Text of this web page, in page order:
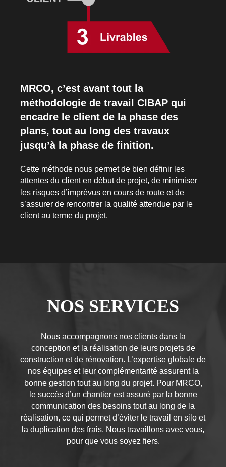
MRCO, c’est avant tout la
méthodologie de travail CIBAP qui
encadre le client de la phase des
plans, tout au long des travaux
jusqu’à la phase de finition.
Cette méthode nous permet de bien définir les
attentes du client en début de projet, de minimiser
les risques d’imprévus en cours de route et de
s’assurer de rencontrer la qualité attendue par le
client au terme du projet.
NOS SERVICES
Nous accompagnons nos clients dans la
conception et la réalisation de leurs projets de
construction et de rénovation. L’expertise globale de
nos équipes et leur complémentarité assurent la
bonne gestion tout au long du projet. Pour MRCO,
le succès d’un chantier est assuré par la bonne
communication des besoins tout au long de la
réalisation, ce qui permet d’éviter le travail en silo et
la duplication des frais. Nous travaillons avec vous,
pour que vous soyez fiers.